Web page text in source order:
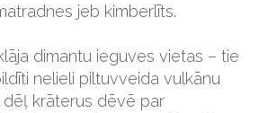
jeb kimberlīts.
dimantu ieguves vietas – tie
nelieli piltuv­veida vulkānu
dēļ krāterus dēvē par